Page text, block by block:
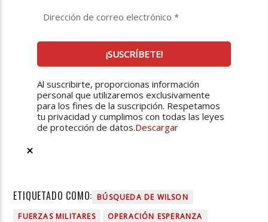
Al suscribirte, proporcionas información
personal que utilizaremos exclusivamente
para los fines de la suscripción. Respetamos
tu privacidad y cumplimos con todas las leyes
de protección de datos.Descargar
ETIQUETADO COMO: BÚSQUEDA DE WILSON
FUERZAS MILITARES
OPERACIÓN ESPERANZA